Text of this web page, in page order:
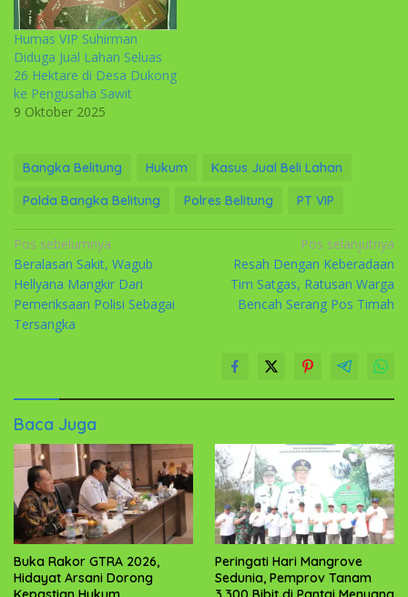
Humas VIP Suhirman
Diduga Jual Lahan Seluas
26 Hektare di Desa Dukong
ke Pengusaha Sawit
9 Oktober 2025
Bangka Belitung Hukum
Kasus Jual Beli Lahan
Polda Bangka Belitung
Polres Belitung PT VIP
Navigasi
pos
Pos sebelumnya
Beralasan Sakit, Wagub
Hellyana Mangkir Dari
Pemeriksaan Polisi Sebagai
Tersangka
Pos selanjutnya
Resah Dengan Keberadaan
Tim Satgas, Ratusan Warga
Bencah Serang Pos Timah
Baca Juga
Buka Rakor GTRA 2026,
Hidayat Arsani Dorong
Peringati Hari Mangrove
Sedunia, Pemprov Tanam